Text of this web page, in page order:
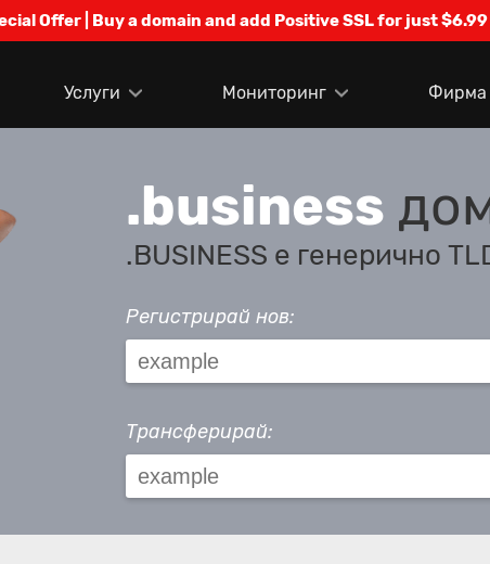
Offer | Buy a domain and add Positive SSL for just
Услуги Мониторинг Фирма
.business
.BUSINESS е генерично
Регистрирай нов:
Трансферирай: